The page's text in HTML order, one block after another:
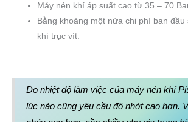
Máy nén khí áp suất cao từ 35 – 70
Bằng khoảng một nửa chi phí ban đầu
khí trục vít.
Do nhiệt độ làm việc của máy nén khí
lúc nào cũng yêu cầu độ nhớt cao hơn.